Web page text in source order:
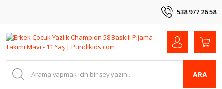
538 977 26 58
ARA